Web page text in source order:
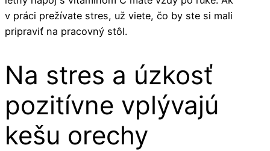
v práci prežívate stres, už viete, čo by ste si mali
pripraviť na pracovný stôl.
Na stres a úzkosť
pozitívne vplývajú
kešu orechy